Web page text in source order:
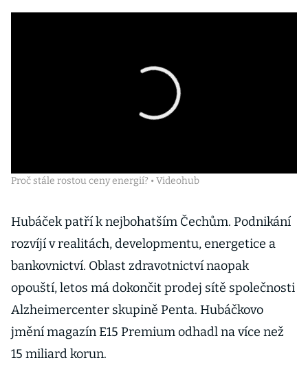
Proč stále rostou ceny energií? • Videohub
Hubáček patří k nejbohatším Čechům. Podnikání
rozvíjí v realitách, developmentu, energetice a
bankovnictví. Oblast zdravotnictví naopak
opouští, letos má dokončit prodej sítě společnosti
Alzheimercenter skupině Penta. Hubáčkovo
jmění magazín E15 Premium odhadl na více než
15 miliard korun.